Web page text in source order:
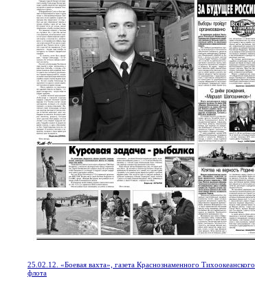
25.02.12. «Боевая вахта», газета Краснознаменного Тихоокеанского
флота